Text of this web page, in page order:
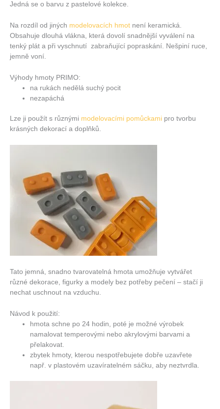
Jedná se o barvu z pastelové kolekce.
Na rozdíl od jiných modelovacích hmot není keramická.
Obsahuje dlouhá vlákna, která dovolí snadnější vyválení na
tenký plát a při vyschnutí zabraňující popraskání. Nešpiní ruce,
jemně voní.
Výhody hmoty PRIMO:
na rukách nedělá suchý pocit
nezapáchá
Lze ji použít s různými modelovacími pomůckami pro tvorbu
krásných dekorací a doplňků.
Tato jemná, snadno tvarovatelná hmota umožňuje vytvářet
různé dekorace, figurky a modely bez potřeby pečení – stačí ji
nechat uschnout na vzduchu.
Návod k použití:
hmota schne po 24 hodin, poté je možné výrobek
namalovat temperovými nebo akrylovými barvami a
přelakovat.
zbytek hmoty, kterou nespotřebujete dobře uzavřete
např. v plastovém uzavíratelném sáčku, aby neztvrdla.